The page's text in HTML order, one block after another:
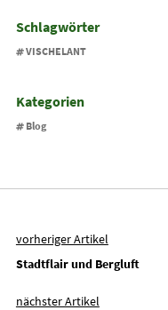
Schlagwörter
VISCHELANT
Kategorien
Blog
vorheriger Artikel
Stadtflair und Bergluft
nächster Artikel